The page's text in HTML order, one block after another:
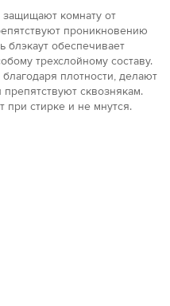
комнату от
проникновению
блэкаут обеспечивает
трехслойному составу.
плотности, делают
сквознякам.
стирке и не мнутся.